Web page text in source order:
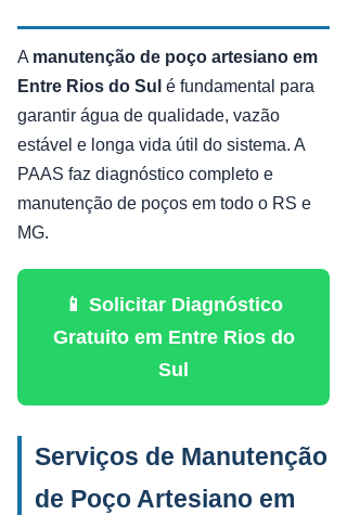
A manutenção de poço artesiano em
Entre Rios do Sul é fundamental para
garantir água de qualidade, vazão
estável e longa vida útil do sistema. A
PAAS faz diagnóstico completo e
manutenção de poços em todo o RS e
MG.
📱 Solicitar Diagnóstico
Gratuito em Entre Rios do
Sul
Serviços de Manutenção
de Poço Artesiano em